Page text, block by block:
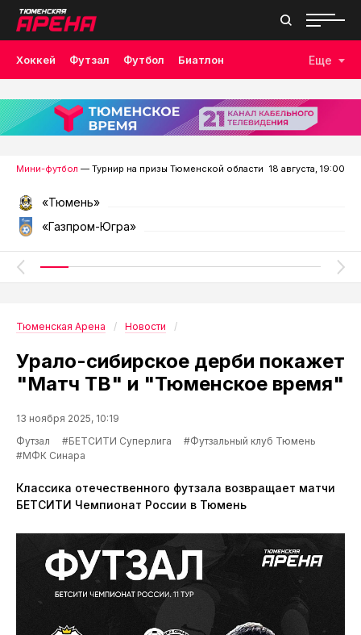
Хоккей Футзал Футбол Биатлон
Лыжные гонки Волейбол Плавание Дзюдо
Скалолазание Велоспорт Бокс
Еще
Мини-футбол — Турнир на призы Тюменской области 18 августа, 19:00
«Тюмень»
«Газпром-Югра»
Тюменская Арена Новости
Урало-сибирское дерби покажет
"Матч ТВ" и "Тюменское время"
13 ноября 2025, 10:19
Футзал
#БЕТСИТИ Суперлига
#Футзальный клуб Тюмень
#МФК Синара
Классика отечественного футзала возвращает матчи
БЕТСИТИ Чемпионат России в Тюмень